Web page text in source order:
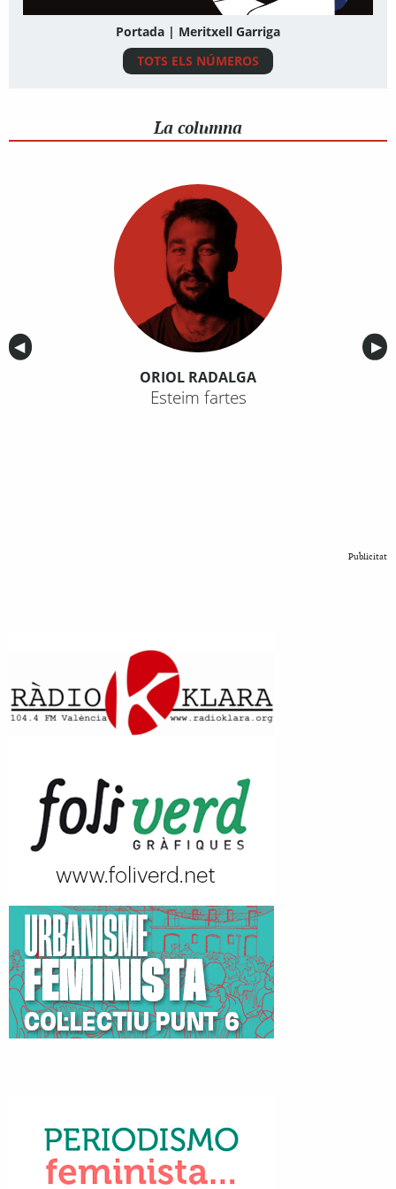
Portada | Meritxell Garriga
TOTS ELS NÚMEROS
La columna
Anterior
◀︎ ▶︎
ORIOL RADALGA
Esteim fartes
Publicitat